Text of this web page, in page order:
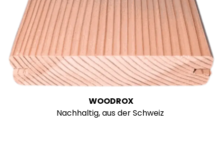
WOODROX
Nachhaltig, aus der Schweiz